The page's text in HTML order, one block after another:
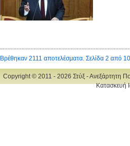
Βρέθηκαν 2111 αποτελέσματα. Σελίδα 2 από
Copyright © 2011 - 2026 Στύξ - Ανεξάρτητη
Κατασκευή